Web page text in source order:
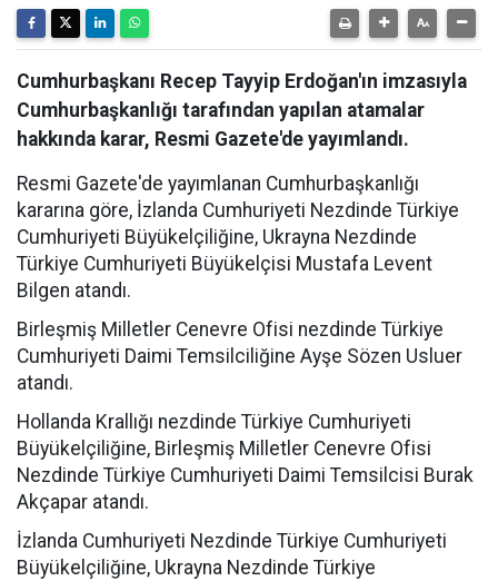
Cumhurbaşkanı Recep Tayyip Erdoğan'ın imzasıyla
Cumhurbaşkanlığı tarafından yapılan atamalar
hakkında karar, Resmi Gazete'de yayımlandı.
Resmi Gazete'de yayımlanan Cumhurbaşkanlığı
kararına göre, İzlanda Cumhuriyeti Nezdinde Türkiye
Cumhuriyeti Büyükelçiliğine, Ukrayna Nezdinde
Türkiye Cumhuriyeti Büyükelçisi Mustafa Levent
Bilgen atandı.
Birleşmiş Milletler Cenevre Ofisi nezdinde Türkiye
Cumhuriyeti Daimi Temsilciliğine Ayşe Sözen Usluer
atandı.
Hollanda Krallığı nezdinde Türkiye Cumhuriyeti
Büyükelçiliğine, Birleşmiş Milletler Cenevre Ofisi
Nezdinde Türkiye Cumhuriyeti Daimi Temsilcisi Burak
Akçapar atandı.
İzlanda Cumhuriyeti Nezdinde Türkiye Cumhuriyeti
Büyükelçiliğine, Ukrayna Nezdinde Türkiye